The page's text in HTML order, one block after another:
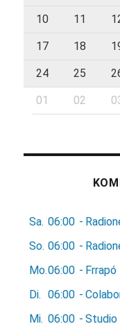
10 11
17 18
24 25
01 02
Sa. 06:00 -
So. 06:00 -
Mo.06:00 - Frrapó
Di.
06:00 -
Mi. 06:00 - Studio